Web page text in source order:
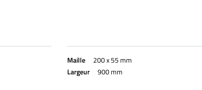
Maille
200 x 55 mm
Largeur
900 mm